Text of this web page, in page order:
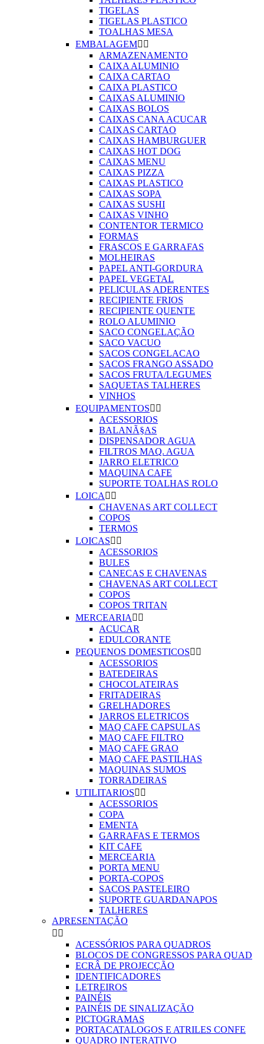
TIGELAS
TIGELAS PLASTICO
TOALHAS MESA
EMBALAGEM 
ARMAZENAMENTO
CAIXA ALUMINIO
CAIXA CARTAO
CAIXA PLASTICO
CAIXAS ALUMINIO
CAIXAS BOLOS
CAIXAS CANA ACUCAR
CAIXAS CARTAO
CAIXAS HAMBURGUER
CAIXAS HOT DOG
CAIXAS MENU
CAIXAS PIZZA
CAIXAS PLASTICO
CAIXAS SOPA
CAIXAS SUSHI
CAIXAS VINHO
CONTENTOR TERMICO
FORMAS
FRASCOS E GARRAFAS
MOLHEIRAS
PAPEL ANTI-GORDURA
PAPEL VEGETAL
PELICULAS ADERENTES
RECIPIENTE FRIOS
RECIPIENTE QUENTE
ROLO ALUMINIO
SACO CONGELAÇÃO
SACO VACUO
SACOS CONGELACAO
SACOS FRANGO ASSADO
SACOS FRUTA/LEGUMES
SAQUETAS TALHERES
VINHOS
EQUIPAMENTOS 
ACESSORIOS
BALANÃ§AS
DISPENSADOR AGUA
FILTROS MAQ. AGUA
JARRO ELETRICO
MAQUINA CAFE
SUPORTE TOALHAS ROLO
LOICA  
CHAVENAS ART COLLECT
COPOS
TERMOS
LOICAS 
ACESSORIOS
BULES
CANECAS E CHAVENAS
CHAVENAS ART COLLECT
COPOS
COPOS TRITAN
MERCEARIA  
ACUCAR
EDULCORANTE
PEQUENOS DOMESTICOS 
ACESSORIOS
BATEDEIRAS
CHOCOLATEIRAS
FRITADEIRAS
GRELHADORES
JARROS ELETRICOS
MAQ CAFE CAPSULAS
MAQ CAFE FILTRO
MAQ CAFE GRAO
MAQ CAFE PASTILHAS
MAQUINAS SUMOS
TORRADEIRAS
UTILITARIOS 
ACESSORIOS
COPA
EMENTA
GARRAFAS E TERMOS
KIT CAFE
MERCEARIA
PORTA MENU
PORTA-COPOS
SACOS PASTELEIRO
SUPORTE GUARDANAPOS
TALHERES
APRESENTAÇÃO
 
ACESSÓRIOS PARA QUADROS
BLOCOS DE CONGRESSOS PARA QUAD
ECRÂ DE PROJECÇÃO
IDENTIFICADORES
LETREIROS
PAINÉIS
PAINÉIS DE SINALIZAÇÃO
PICTOGRAMAS
PORTACATALOGOS E ATRILES CONFE
QUADRO INTERATIVO